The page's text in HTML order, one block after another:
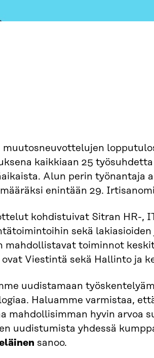
muutosneuvottelujen
kaikkiaan 25
Alun perin työnantaja
enintään 29.
kohdistuivat Sitran HR-,
sekä
mahdollistavat toiminnot
ovat Viestintä sekä Hallinto ja
uudistamaan
Haluamme varmistaa,
mahdollisimman hyvin arvoa
uudistumista yhdessä
sanoo.